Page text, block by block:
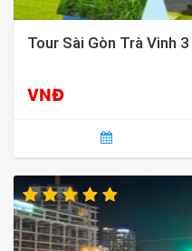
Tour Sài Gòn Trà Vinh
VNĐ